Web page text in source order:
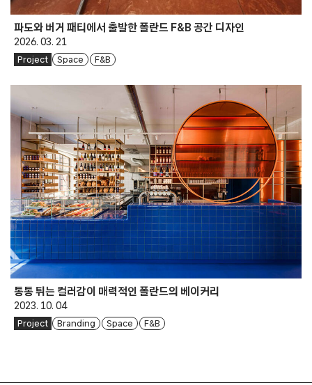
파도와 버거 패티에서 출발한 폴란드 F&B 공간 디자인
2026. 03. 21
Project Space F&B
통통 튀는 컬러감이 매력적인 폴란드의 베이커리
2023. 10. 04
Project Branding Space F&B